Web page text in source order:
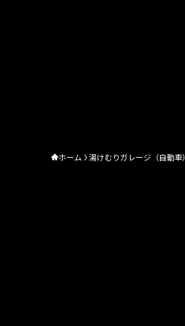
ホーム 湯けむりガレージ（自動車）